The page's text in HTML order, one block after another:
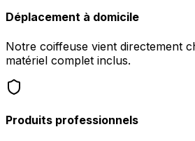
Déplacement à domicile
Notre coiffeuse vient directement
matériel complet inclus.
Produits professionnels